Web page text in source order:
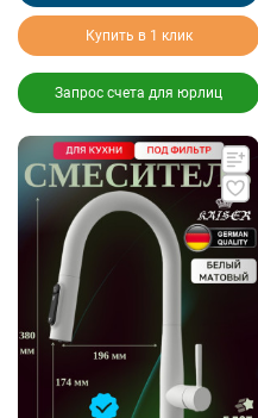
Купить в 1 клик
Запрос счета для юрлиц